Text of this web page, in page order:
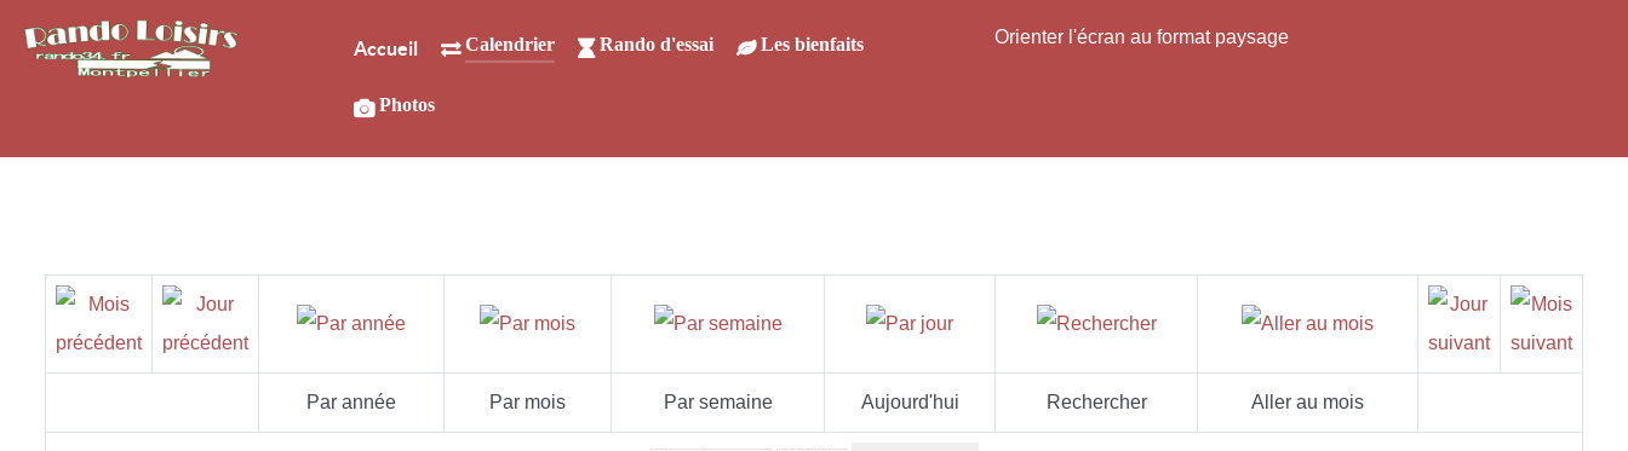
Accueil Calendrier Rando d'essai Les bienfaits
Photos
Orienter l'écran au format paysage
Par année Par mois Par semaine Aujourd'hui Rechercher Aller au mois